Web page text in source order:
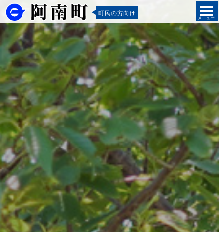
町民の方向け
メニュー